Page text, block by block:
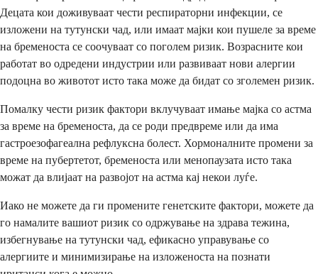
Децата кои доживуваат чести респираторни инфекции, се
изложени на тутунски чад, или имаат мајки кои пушеле за време
на бременоста се соочуваат со поголем ризик. Возрасните кои
работат во одредени индустрии или развиваат нови алергии
подоцна во животот исто така може да бидат со зголемен ризик.
Помалку чести ризик фактори вклучуваат имање мајка со астма
за време на бременоста, да се роди предвреме или да има
гастроезофагеална рефлуксна болест. Хормоналните промени за
време на пубертетот, бременоста или менопаузата исто така
можат да влијаат на развојот на астма кај некои луѓе.
Иако не можете да ги промените генетските фактори, можете да
го намалите вашиот ризик со одржување на здрава тежина,
избегнување на тутунски чад, ефикасно управување со
алергиите и минимизирање на изложеноста на познати